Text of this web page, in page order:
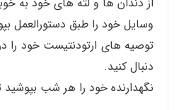
وسایل خود را طبق دستورالعمل
توصیه های ارتودنتیست خود را
دنبال کنید.
نگهدارنده خود را هر شب بپوشید